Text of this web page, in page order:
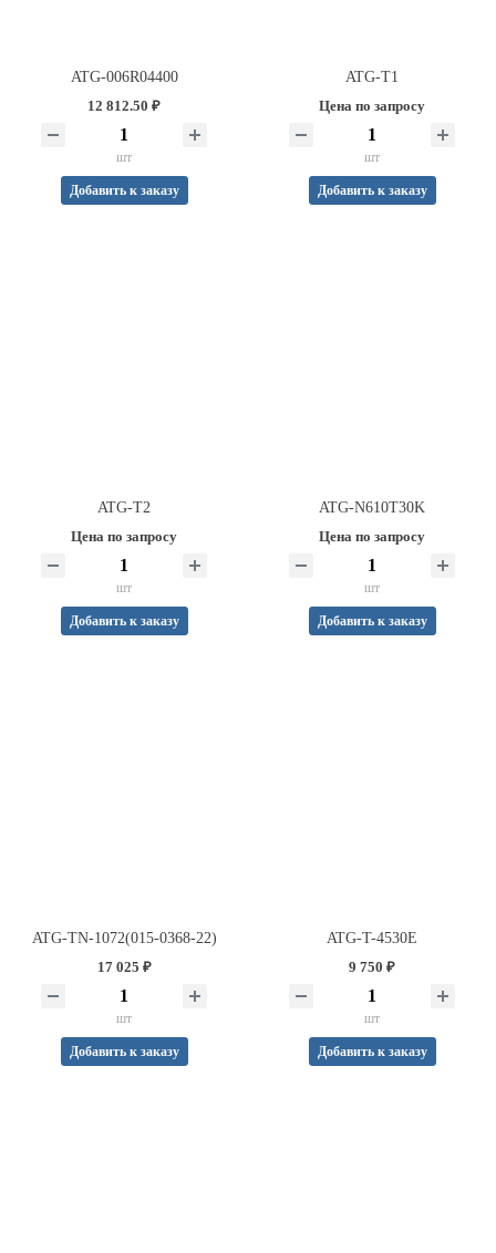
ATG-006R04400
12 812.50 ₽
шт
Добавить к заказу
ATG-T1
Цена по запросу
шт
Добавить к заказу
ATG-T2
Цена по запросу
шт
Добавить к заказу
ATG-N610T30K
Цена по запросу
шт
Добавить к заказу
ATG-TN-1072(015-0368-22)
17 025 ₽
шт
Добавить к заказу
ATG-T-4530E
9 750 ₽
шт
Добавить к заказу